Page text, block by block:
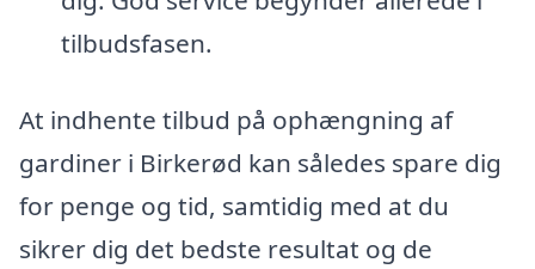
tilbudsfasen.
At indhente tilbud på ophængning af
gardiner i Birkerød kan således spare dig
for penge og tid, samtidig med at du
sikrer dig det bedste resultat og de